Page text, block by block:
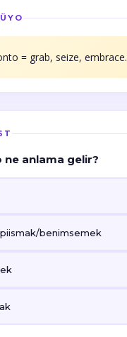
= grab, seize, embrace.
ne anlama gelir?
benimsemek